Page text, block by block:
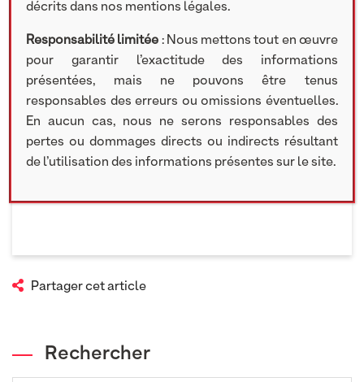
le cadre d’un déplacement ministériel à Abu
Dhabi.
Une belle opportunité pour échanger sur
l’importance du développement de nos PME & ETI
françaises avec des investisseurs de la région.
Partager cet article
Rechercher
décrits dans nos mentions légales.
Responsabilité limitée : Nous mettons tout en œuvre
pour garantir l’exactitude des informations
présentées, mais ne pouvons être tenus
responsables des erreurs ou omissions éventuelles.
En aucun cas, nous ne serons responsables des
pertes ou dommages directs ou indirects résultant
de l’utilisation des informations présentes sur le site.